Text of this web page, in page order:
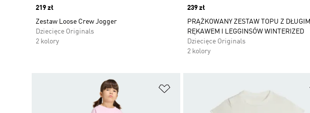
Price
219 zł
Zestaw Loose Crew Jogger
Dziecięce Originals
2 kolory
Price
239 zł
PRĄŻKOWANY ZESTAW TOPU Z DŁUGIM
RĘKAWEM I LEGGINSÓW WINTERIZED
Dziecięce Originals
2 kolory